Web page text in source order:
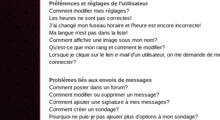
Préférences et réglages de l’utilisateur
Comment modifier mes réglages?
Les heures ne sont pas correctes!
J’ai changé mon fuseau horaire et l’heure est encore incorrecte!
Ma langue n’est pas dans la liste!
Comment afficher une image sous mon nom?
Qu’est-ce que mon rang et comment le modifier?
Lorsque je clique sur le lien e-maild’un utilisateur, on me demande de
connecter?
Problèmes liés aux envois de messages
Comment poster dans un forum?
Comment modifier ou supprimer un message?
Comment ajouter une signature à mes messages?
Comment créer un sondage?
Pourquoi ne puis-je pas ajouter plus d’options à mon sondage?